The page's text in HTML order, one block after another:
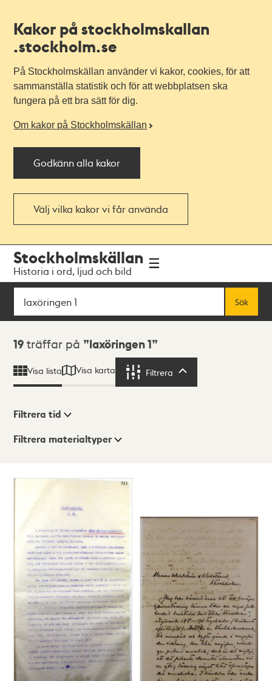
Kakor på stockholmskallan
.stockholm.se
På Stockholmskällan använder vi kakor, cookies, för att
sammanställa statistik och för att webbplatsen ska
fungera på ett bra sätt för dig.
Om kakor på Stockholmskällan
Godkänn alla kakor
Välj vilka kakor vi får använda
navigationen
huvudinnehållet
Stockholmskällan
Historia i ord, ljud och bild
Sök
Sök
Sökresultat
19 träffar på laxöringen 1
Visa lista Visa karta Filtrera
Visningsläge
Filtrera tid
Filtrera materialtyper